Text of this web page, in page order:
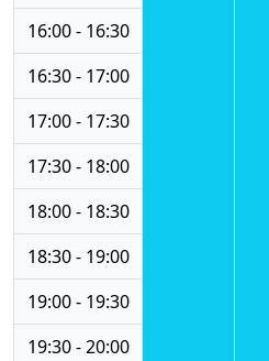
16:00 - 16:30
16:30 - 17:00
17:00 - 17:30
17:30 - 18:00
18:00 - 18:30
18:30 - 19:00
19:00 - 19:30
19:30 - 20:00